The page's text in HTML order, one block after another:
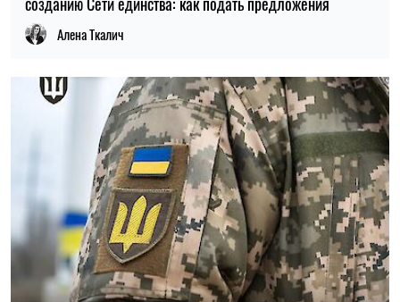
14:59, 05.08.2026 5429
В Украине готовят пенсионную реформу: что изменится в
выплатах, накоплениях и специальных пенсиях